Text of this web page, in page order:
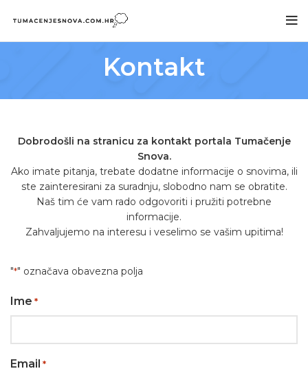
Kontakt
Dobrodošli na stranicu za kontakt portala Tumačenje
Snova.
Ako imate pitanja, trebate dodatne informacije o snovima, ili
ste zainteresirani za suradnju, slobodno nam se obratite.
Naš tim će vam rado odgovoriti i pružiti potrebne
informacije.
Zahvaljujemo na interesu i veselimo se vašim upitima!
"*" označava obavezna polja
Ime *
Email *